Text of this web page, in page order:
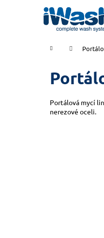
Domů
Portálová mycí
nerezové oceli.
Zpět
Zpět